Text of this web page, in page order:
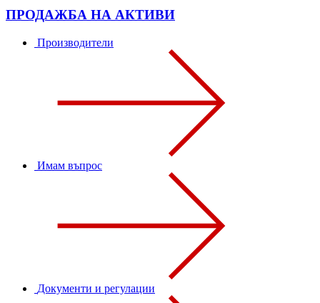
ПРОДАЖБА НА АКТИВИ
Производители
Имам въпрос
Документи и регулации